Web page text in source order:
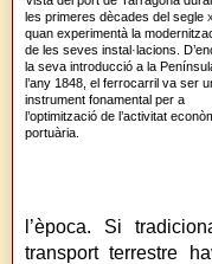
les primeres dècades del segle
quan experimentà la
de les seves instal·lacions.
la seva introducció a la
l’any 1848, el ferrocarril va ser
instrument fonamental per a
l’optimització de l’activitat
portuària.
l’època. Si
transport terrestre